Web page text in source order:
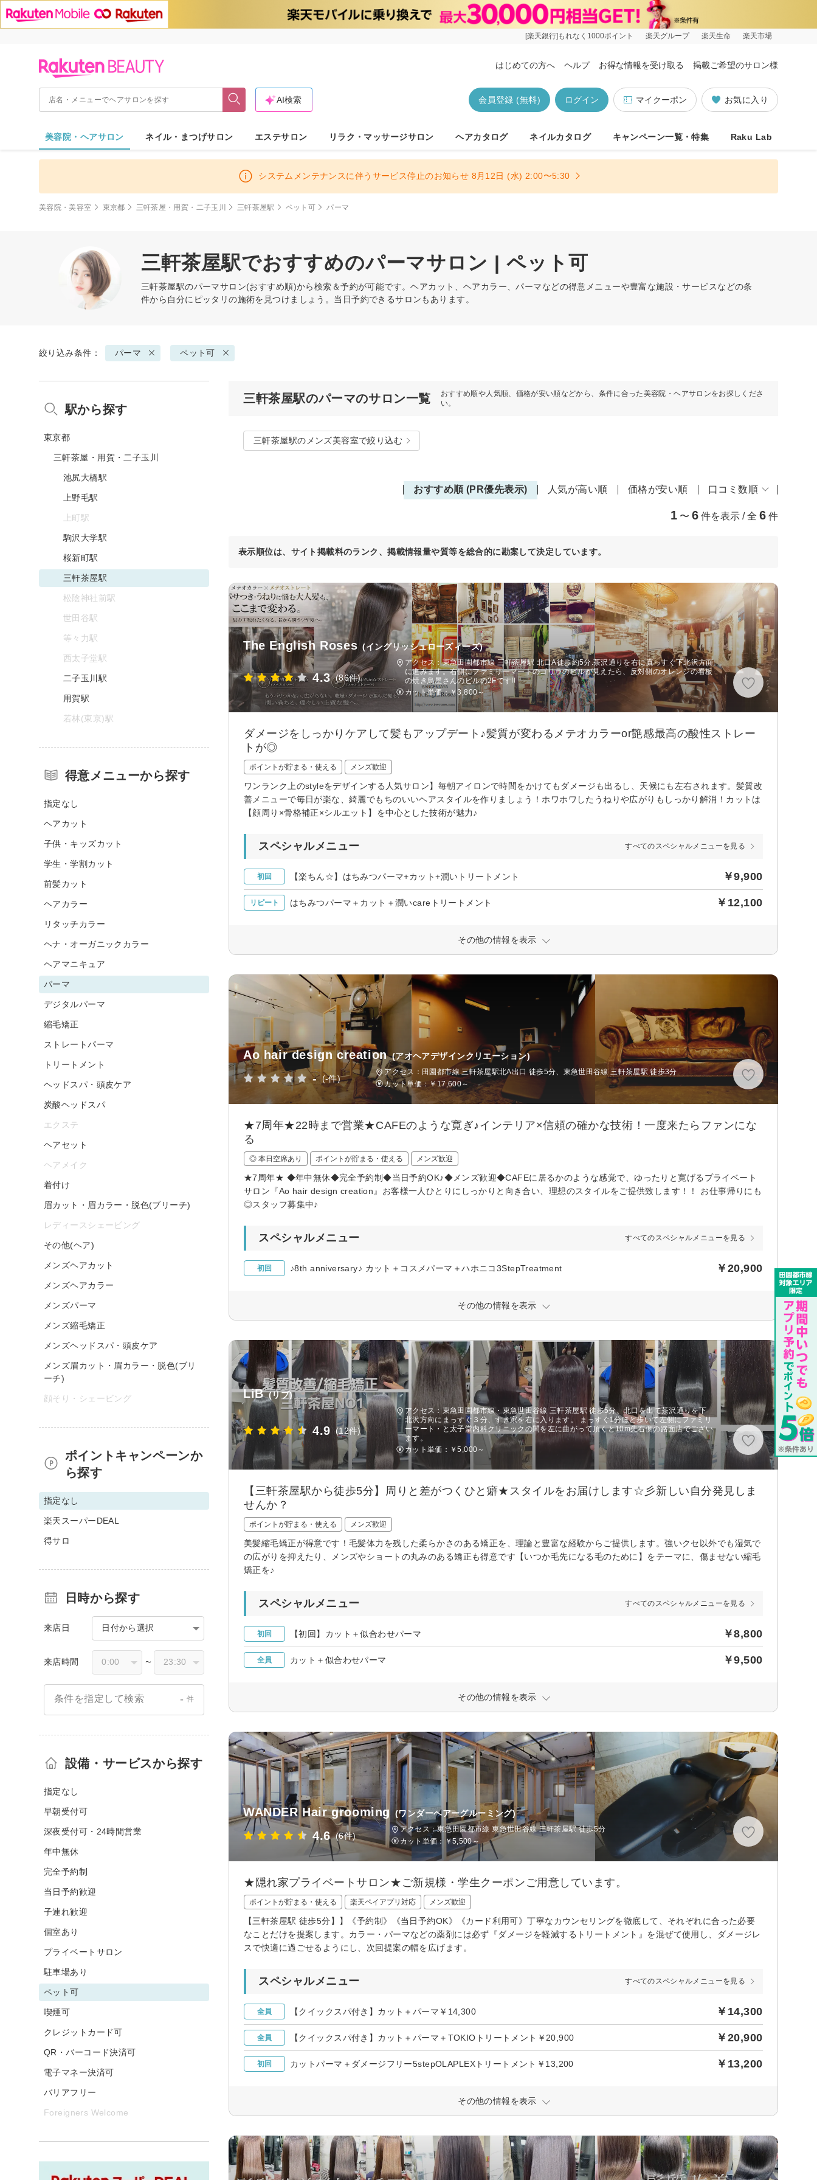
[楽天銀行]もれなく1000ポイント 楽天グループ 楽天生命 楽天市場
はじめての方へ ヘルプ お得な情報を受け取る 掲載ご希望のサロン様
お気に入り
マイクーポン
ログイン
会員登録 (無料)
AI検索
美容院・ヘアサロン ネイル・まつげサロン エステサロン リラク・マッサージサロン ヘアカタログ ネイルカタログ キャンペーン一覧・特集 Raku Lab
システムメンテナンスに伴うサービス停止のお知らせ 8月12日 (水) 2:00〜5:30
美容院・美容室 東京都 三軒茶屋・用賀・二子玉川 三軒茶屋駅 ペット可 パーマ
三軒茶屋駅でおすすめのパーマサロン | ペット可
三軒茶屋駅のパーマサロン(おすすめ順)から検索＆予約が可能です。ヘアカット、ヘアカラー、パーマなどの得意メニューや豊富な施設・サービスなどの条
件から自分にピッタリの施術を見つけましょう。当日予約できるサロンもあります。
絞り込み条件： パーマ ペット可
三軒茶屋駅のパーマのサロン一覧
おすすめ順や人気順、価格が安い順などから、条件に合った美容院・ヘアサロンをお探しくださ
い。
三軒茶屋駅のメンズ美容室で絞り込む
おすすめ順 (PR優先表示) 人気が高い順 価格が安い順 口コミ数順
1 〜 6 件を表示 / 全 6 件
表示順位は、サイト掲載料のランク、掲載情報量や質等を総合的に勘案して決定しています。
The English Roses (イングリッシュローズィーズ)
4.3 (86件)
アクセス：東急田園都市線 三軒茶屋駅 北口A徒歩約5分.茶沢通りを右に真っすぐ下北沢方面
に進みます。右側にファミリーマートのゴリラのビルが見えたら、反対側のオレンジの看板
の焼き鳥屋さんのビルの2Fです!!
カット単価：￥3,800～
ダメージをしっかりケアして髪もアップデート♪髪質が変わるメテオカラーor艶感最高の酸性ストレー
トが◎
ポイントが貯まる・使える メンズ歓迎
ワンランク上のstyleをデザインする人気サロン】毎朝アイロンで時間をかけてもダメージも出るし、天候にも左右されます。髪質改
善メニューで毎日が楽な、綺麗でもちのいいヘアスタイルを作りましょう！ホワホワしたうねりや広がりもしっかり解消！カットは
【顔周り×骨格補正×シルエット】を中心とした技術が魅力♪
スペシャルメニュー すべてのスペシャルメニューを見る
初回 【楽ちん☆】はちみつパーマ+カット+潤いトリートメント ￥9,900
リピート はちみつパーマ＋カット＋潤いcareトリートメント ￥12,100
その他の情報を表示
Ao hair design creation (アオヘアデザインクリエーション)
- (-件)
アクセス：田園都市線 三軒茶屋駅北A出口 徒歩5分、東急世田谷線 三軒茶屋駅 徒歩3分
カット単価： ￥17,600～
★7周年★22時まで営業★CAFEのような寛ぎ♪インテリア×信頼の確かな技術！一度来たらファンにな
る
◎ 本日空席あり ポイントが貯まる・使える メンズ歓迎
★7周年★ ◆年中無休◆完全予約制◆当日予約OK♪◆メンズ歓迎◆CAFEに居るかのような感覚で、ゆったりと寛げるプライベート
サロン『Ao hair design creation』お客様一人ひとりにしっかりと向き合い、理想のスタイルをご提供致します！！ お仕事帰りにも
◎スタッフ募集中♪
スペシャルメニュー すべてのスペシャルメニューを見る
初回 ♪8th anniversary♪ カット＋コスメパーマ＋ハホニコ3StepTreatment ￥20,900
その他の情報を表示
LiB (リブ)
4.9 (12件)
アクセス：東急田園都市線・東急世田谷線 三軒茶屋駅 徒歩5分、北口を出て茶沢通りを下
北沢方向にまっすぐ３分、すき家を右に入ります。 まっすぐ1分ほど歩いて左側にファミリ
ーマート・と太子堂内科クリニックの間を左に曲がって頂くと10m先右側の路面店でござい
ます。
カット単価： ￥5,000～
【三軒茶屋駅から徒歩5分】周りと差がつくひと癖★スタイルをお届けします☆彡新しい自分発見しま
せんか？
ポイントが貯まる・使える メンズ歓迎
美髪縮毛矯正が得意です！毛髪体力を残した柔らかさのある矯正を、理論と豊富な経験からご提供します。強いクセ以外でも湿気で
の広がりを抑えたり、メンズやショートの丸みのある矯正も得意です【いつか毛先になる毛のために】をテーマに、傷ませない縮毛
矯正を♪
スペシャルメニュー すべてのスペシャルメニューを見る
初回 【初回】カット＋似合わせパーマ ￥8,800
全員 カット＋似合わせパーマ ￥9,500
その他の情報を表示
WANDER Hair grooming (ワンダーヘアーグルーミング)
4.6 (6件)
アクセス：東急田園都市線 東急世田谷線 三軒茶屋駅 徒歩5分
カット単価： ￥5,500～
★隠れ家プライベートサロン★ご新規様・学生クーポンご用意しています。
ポイントが貯まる・使える 楽天ペイアプリ対応 メンズ歓迎
【三軒茶屋駅 徒歩5分】】《予約制》《当日予約OK》《カード利用可》丁寧なカウンセリングを徹底して、それぞれに合った必要
なことだけを提案します。カラー・パーマなどの薬剤には必ず『ダメージを軽減するトリートメント』を混ぜて使用し、ダメージレ
スで快適に過ごせるようにし、次回提案の幅を広げます。
スペシャルメニュー すべてのスペシャルメニューを見る
全員 【クイックスパ付き】カット＋パーマ￥14,300 ￥14,300
全員 【クイックスパ付き】カット＋パーマ＋TOKIOトリートメント￥20,900 ￥20,900
初回 カットパーマ＋ダメージフリー5stepOLAPLEXトリートメント￥13,200 ￥13,200
その他の情報を表示
駅から探す
東京都
三軒茶屋・用賀・二子玉川
池尻大橋駅
上野毛駅
上町駅
駒沢大学駅
桜新町駅
三軒茶屋駅
松陰神社前駅
世田谷駅
等々力駅
西太子堂駅
二子玉川駅
用賀駅
若林(東京)駅
得意メニューから探す
指定なし
ヘアカット
子供・キッズカット
学生・学割カット
前髪カット
ヘアカラー
リタッチカラー
ヘナ・オーガニックカラー
ヘアマニキュア
パーマ
デジタルパーマ
縮毛矯正
ストレートパーマ
トリートメント
ヘッドスパ・頭皮ケア
炭酸ヘッドスパ
エクステ
ヘアセット
ヘアメイク
着付け
眉カット・眉カラー・脱色(ブリーチ)
レディースシェービング
その他(ヘア)
メンズヘアカット
メンズヘアカラー
メンズパーマ
メンズ縮毛矯正
メンズヘッドスパ・頭皮ケア
メンズ眉カット・眉カラー・脱色(ブリ
ーチ)
顔そり・シェービング
ポイントキャンペーンか
ら探す
指定なし
楽天スーパーDEAL
得サロ
日時から探す
来店日 日付から選択
来店時間 〜
条件を指定して検索 - 件
設備・サービスから探す
指定なし
早朝受付可
深夜受付可・24時間営業
年中無休
完全予約制
当日予約歓迎
子連れ歓迎
個室あり
プライベートサロン
駐車場あり
ペット可
喫煙可
クレジットカード可
QR・バーコード決済可
電子マネー決済可
バリアフリー
Foreigners Welcome